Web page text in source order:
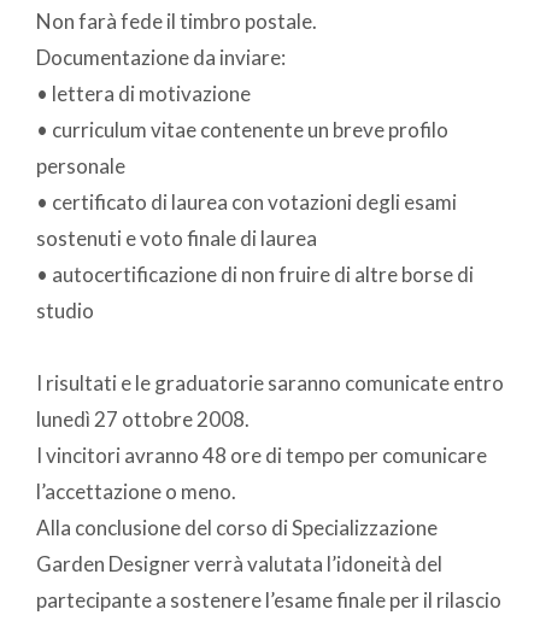
Non farà fede il timbro postale.
Documentazione da inviare:
• lettera di motivazione
• curriculum vitae contenente un breve profilo
personale
• certificato di laurea con votazioni degli esami
sostenuti e voto finale di laurea
• autocertificazione di non fruire di altre borse di
studio
I risultati e le graduatorie saranno comunicate entro
lunedì 27 ottobre 2008.
I vincitori avranno 48 ore di tempo per comunicare
l’accettazione o meno.
Alla conclusione del corso di Specializzazione
Garden Designer verrà valutata l’idoneità del
partecipante a sostenere l’esame finale per il rilascio